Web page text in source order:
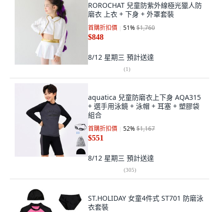
ROROCHAT 兒童防紫外線極光獵人防
磨衣 上衣 + 下身 + 外罩套裝
首購折扣價 51%$1,760
$848
8/12 星期三 預計送達
(1)
aquatica 兒童防磨衣上下身 AQA315
+ 選手用泳鏡 + 泳帽 + 耳塞 + 塑膠袋
組合
首購折扣價 52%$1,167
$551
8/12 星期三 預計送達
(305)
ST.HOLIDAY 女童4件式 ST701 防磨泳
衣套裝